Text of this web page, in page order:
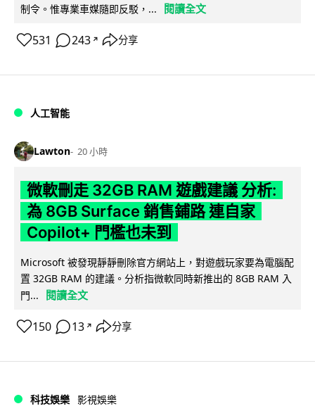
制令。惟專業車媒隨即反駁，...
閱讀全文
531 243 ↗ 分享
人工智能
Lawton 20 小時
微軟刪走 32GB RAM 遊戲建議 分析:
為 8GB Surface 銷售鋪路 連自家
Copilot+ 門檻也未到
Microsoft 被發現靜靜刪除官方網站上，對遊戲玩家要為電腦配
置 32GB RAM 的建議。分析指微軟同時新推出的 8GB RAM 入
門...
閱讀全文
150 13 ↗ 分享
科技娛樂 影視娛樂